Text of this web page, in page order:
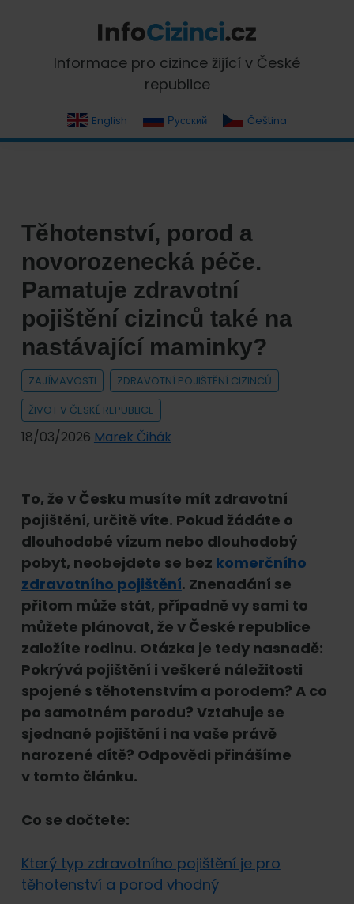
primary
navigation
content
primaryInfoCizinci.cz
Informace pro cizince žijící v České
republice
English Русский Čeština
Těhotenství, porod a
novorozenecká péče.
Pamatuje zdravotní
pojištění cizinců také na
nastávající maminky?
ZAJÍMAVOSTI
ZDRAVOTNÍ POJIŠTĚNÍ CIZINCŮ
ŽIVOT V ČESKÉ REPUBLICE
18/03/2026 Marek Čihák
To, že v Česku musíte mít zdravotní
pojištění, určitě víte. Pokud žádáte o
dlouhodobé vízum nebo dlouhodobý
pobyt, neobejdete se bez komerčního
zdravotního pojištění. Znenadání se
přitom může stát, případně vy sami to
můžete plánovat, že v České republice
založíte rodinu. Otázka je tedy nasnadě:
Pokrývá pojištění i veškeré náležitosti
spojené s těhotenstvím a porodem? A co
po samotném porodu? Vztahuje se
sjednané pojištění i na vaše právě
narozené dítě? Odpovědi přinášíme
v tomto článku.
Co se dočtete:
Který typ zdravotního pojištění je pro
těhotenství a porod vhodný